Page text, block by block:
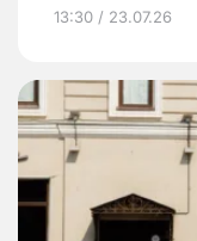
13:30 / 23.07.26